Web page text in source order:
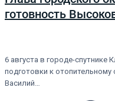
готовность
6 августа в городе-
подготовки к отопительному
Василий…